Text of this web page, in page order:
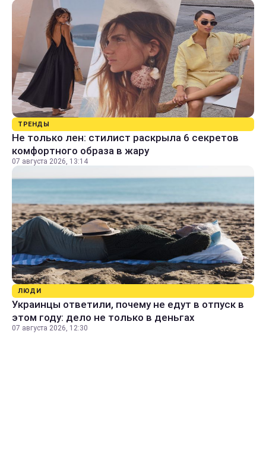
ТРЕНДЫ
Не только лен: стилист раскрыла 6 секретов
комфортного образа в жару
07 августа 2026, 13:14
ЛЮДИ
Украинцы ответили, почему не едут в отпуск в
этом году: дело не только в деньгах
07 августа 2026, 12:30